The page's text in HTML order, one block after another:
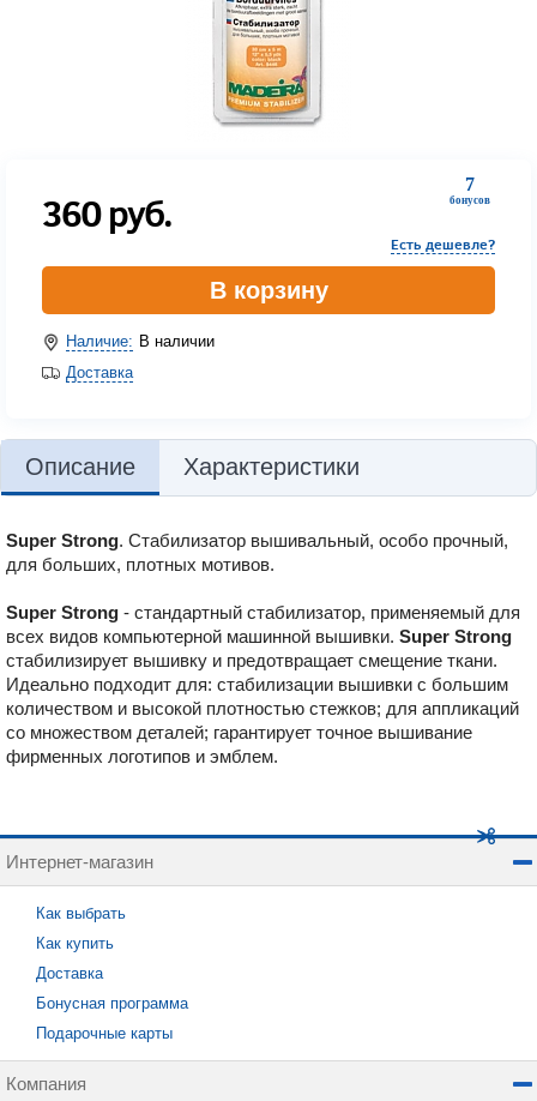
7
бонусов
360руб.
Есть дешевле?
В корзину
Наличие: В наличии
Доставка
Описание Характеристики
Super Strong. Стабилизатор вышивальный, особо прочный,
для больших, плотных мотивов.
Super Strong - стандартный стабилизатор, применяемый для
всех видов компьютерной машинной вышивки. Super Strong
стабилизирует вышивку и предотвращает смещение ткани.
Идеально подходит для: стабилизации вышивки с большим
количеством и высокой плотностью стежков; для аппликаций
со множеством деталей; гарантирует точное вышивание
фирменных логотипов и эмблем.
Интернет-магазин
Как выбрать
Как купить
Доставка
Бонусная программа
Подарочные карты
Компания